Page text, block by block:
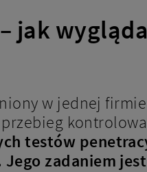
jak
w jednej
testów
zadaniem